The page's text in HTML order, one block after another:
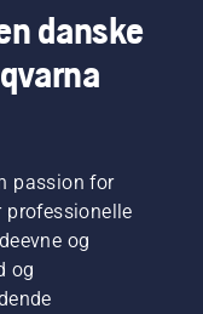
danske
passion for
professionelle
og
og